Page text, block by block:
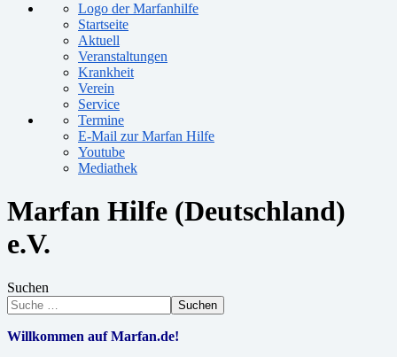
Logo der Marfanhilfe
Startseite
Aktuell
Veranstaltungen
Krankheit
Verein
Service
Termine
E-Mail zur Marfan Hilfe
Youtube
Mediathek
Marfan Hilfe (Deutschland)
e.V.
Suchen
Suchen
Willkommen auf Marfan.de!